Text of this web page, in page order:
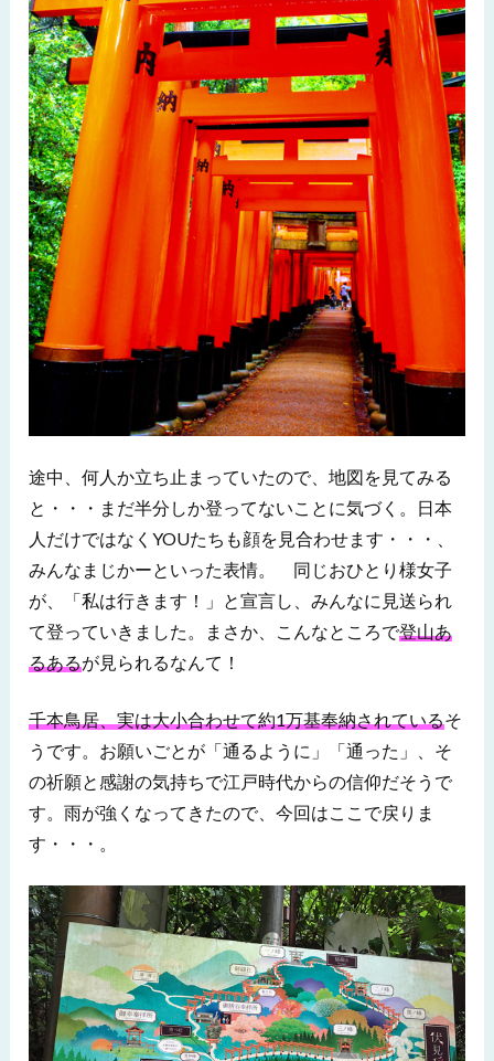
途中、何人か立ち止まっていたので、地図を見てみる
と・・・まだ半分しか登ってないことに気づく。日本
人だけではなくYOUたちも顔を見合わせます・・・、
みんなまじかーといった表情。 同じおひとり様女子
が、「私は行きます！」と宣言し、みんなに見送られ
て登っていきました。まさか、こんなところで登山あ
るあるが見られるなんて！
千本鳥居、実は大小合わせて約1万基奉納されているそ
うです。お願いごとが「通るように」「通った」、そ
の祈願と感謝の気持ちで江戸時代からの信仰だそうで
す。雨が強くなってきたので、今回はここで戻りま
す・・・。